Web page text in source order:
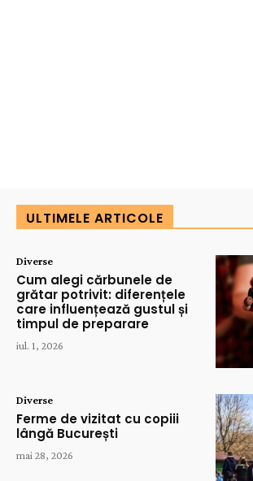
ULTIMELE ARTICOLE
Diverse
Cum alegi cărbunele de
grătar potrivit: diferențele
care influențează gustul și
timpul de preparare
iul. 1, 2026
Diverse
Ferme de vizitat cu copiii
lângă București
mai 28, 2026